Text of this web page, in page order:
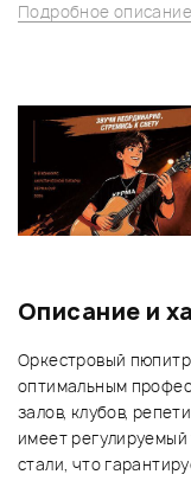
Подробное описание
Описание и
Оркестровый пюпитр
оптимальным
залов, клубов,
имеет
стали, что